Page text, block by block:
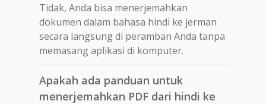
Tidak, Anda bisa menerjemahkan
dokumen dalam bahasa hindi ke jerman
secara langsung di peramban Anda tanpa
memasang aplikasi di komputer.
Apakah ada panduan untuk
menerjemahkan PDF dari hindi ke